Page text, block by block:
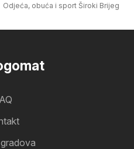
Odjeća, obuća i sport Široki Brijeg